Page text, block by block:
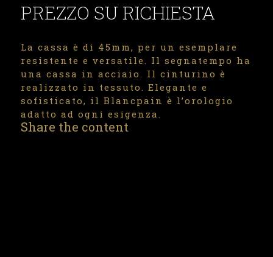
PREZZO SU RICHIESTA
La cassa è di 45mm, per un esemplare
resistente e versatile. Il segnatempo ha
una cassa in acciaio. Il cinturino è
realizzato in tessuto. Elegante e
sofisticato, il Blancpain è l’orologio
adatto ad ogni esigenza.
Share the content